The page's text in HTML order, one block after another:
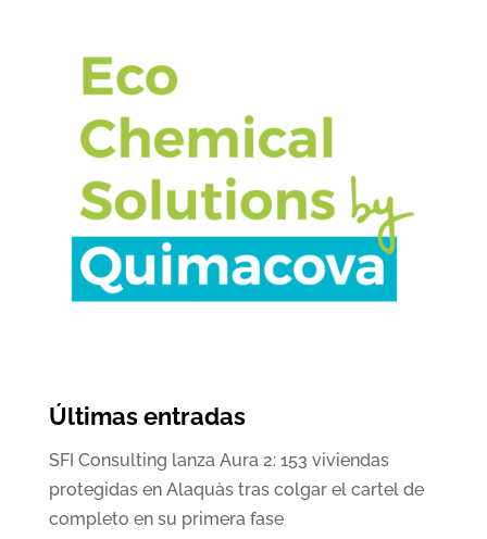
Últimas entradas
SFI Consulting lanza Aura 2: 153 viviendas
protegidas en Alaquàs tras colgar el cartel de
completo en su primera fase